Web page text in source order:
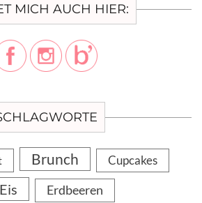
MICH AUCH HIER:
Brunch Cupcakes
Eis Erdbeeren